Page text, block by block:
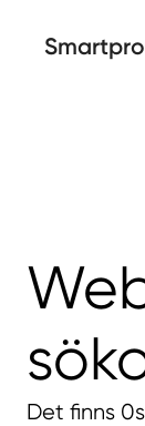
Det finns